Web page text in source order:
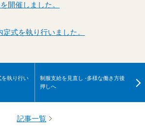
開催しました。
式を執り行いました。
を執り行い
制服支給を見直し -多様な働き方後
押しへ
記事一覧